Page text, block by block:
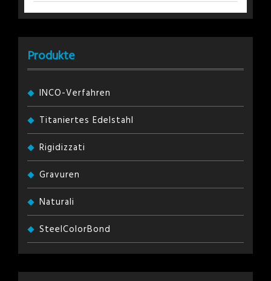
Produkte
INCO-Verfahren
Titaniertes Edelstahl
Rigidizzati
Gravuren
Naturali
SteelColorBond